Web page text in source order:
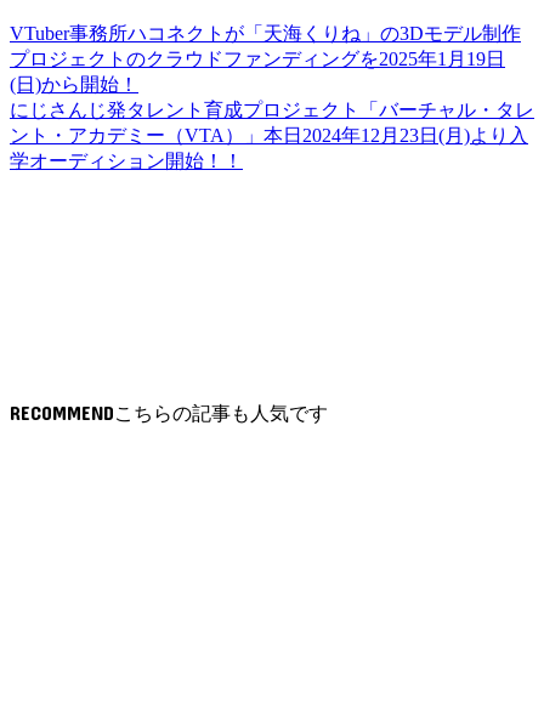
VTuber事務所ハコネクトが「天海くりね」の3Dモデル制作
プロジェクトのクラウドファンディングを2025年1月19日
(日)から開始！
にじさんじ発タレント育成プロジェクト「バーチャル・タレ
ント・アカデミー（VTA）」本日2024年12月23日(月)より入
学オーディション開始！！
RECOMMEND